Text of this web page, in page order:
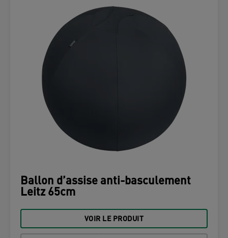
Ballon d’assise anti-basculement
Leitz 65cm
VOIR LE PRODUIT